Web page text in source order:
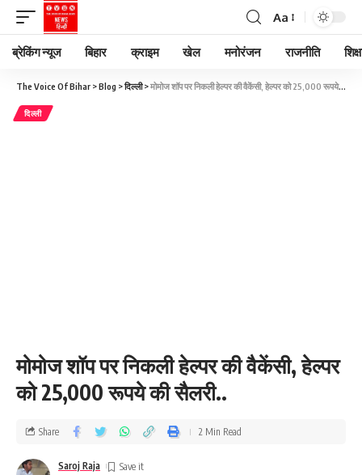
Aa
ब्रेकिंग न्यूज बिहार क्राइम खेल मनोरंजन राजनीति
The Voice Of Bihar >Blog >दिल्ली>मोमोज शॉप पर निकली हेल्पर की वैकेंसी, हेल्पर को 25,000 रूपये की सैलरी..
दिल्ली
मोमोज शॉप पर निकली हेल्पर की वैकेंसी, हेल्पर
को 25,000 रूपये की सैलरी..
Saroj Raja
Share 2 Min Read